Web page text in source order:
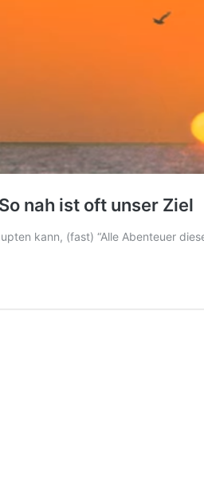
nah ist oft unser Ziel
kann, (fast) “Alle Abenteuer